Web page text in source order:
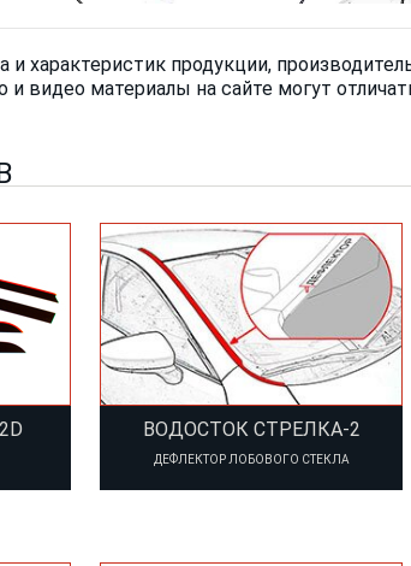
и характеристик продукции,
и видео материалы на сайте могут
ВОДОСТОК СТРЕЛКА-2
ДЕФЛЕКТОР ЛОБОВОГО СТЕКЛА